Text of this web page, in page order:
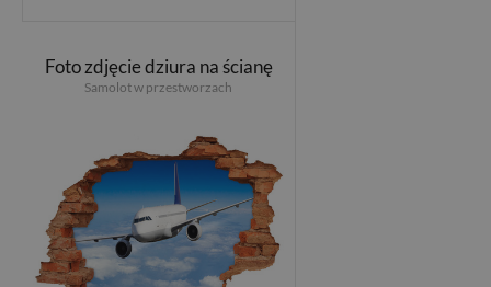
Foto zdjęcie dziura na ścianę
Samolot w przestworzach